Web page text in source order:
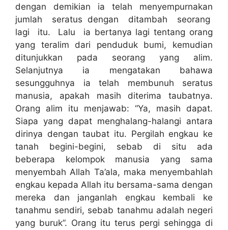
dengan demikian ia telah menyempurnakan
jumlah seratus dengan ditambah seorang
lagi itu. Lalu ia bertanya lagi tentang orang
yang teralim dari penduduk bumi, kemudian
ditunjukkan pada seorang yang alim.
Selanjutnya ia mengatakan bahawa
sesungguhnya ia telah membunuh seratus
manusia, apakah masih diterima taubatnya.
Orang alim itu menjawab: “Ya, masih dapat.
Siapa yang dapat menghalang-halangi antara
dirinya dengan taubat itu. Pergilah engkau ke
tanah begini-begini, sebab di situ ada
beberapa kelompok manusia yang sama
menyembah Allah Ta’ala, maka menyembahlah
engkau kepada Allah itu bersama-sama dengan
mereka dan janganlah engkau kembali ke
tanahmu sendiri, sebab tanahmu adalah negeri
yang buruk”. Orang itu terus pergi sehingga di